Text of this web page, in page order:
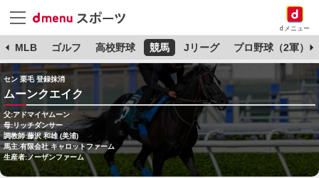
dメニュー
MLB ゴルフ 高校野球 競馬 Jリーグ プロ野球（2軍）
セン 栗毛 登録抹消
ムーンクエイク
父:アドマイヤムーン
母:リッチダンサー
調教師:藤沢 和雄 (美浦)
馬主:有限会社 キャロットファーム
生産者:ノーザンファーム